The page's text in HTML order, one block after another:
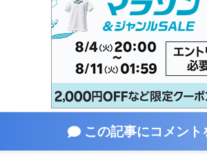
この記事にコメント